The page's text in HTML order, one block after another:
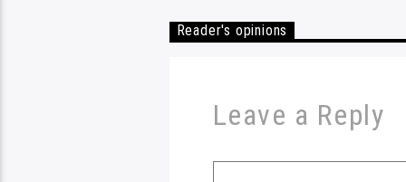
Reader's opinions
Leave a Reply